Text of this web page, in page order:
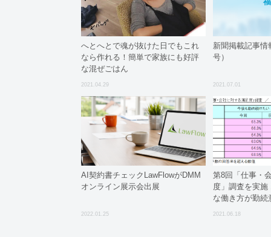
へとへとで魂が抜けた日でもこれ
なら作れる！簡単で家族にも好評
な混ぜごはん
2021.04.29
新聞掲載記事情
号）
2021.07.01
AI契約書チェックLawFlowがDMM
オンライン展示会出展
2022.01.25
第8回「仕事・
度」調査を実施
な働き方が勤続
2021.06.18